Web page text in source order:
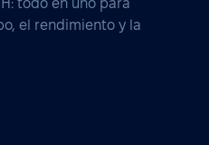
todo en uno para
el rendimiento y la